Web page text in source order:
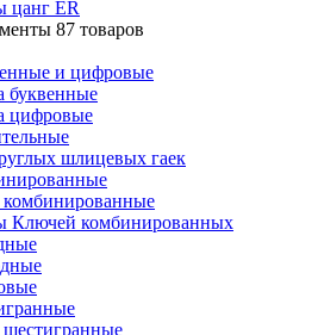
цанг ER
87 товаров
и цифровые
буквенные
цифровые
шлицевых гаек
Ключей комбинированных